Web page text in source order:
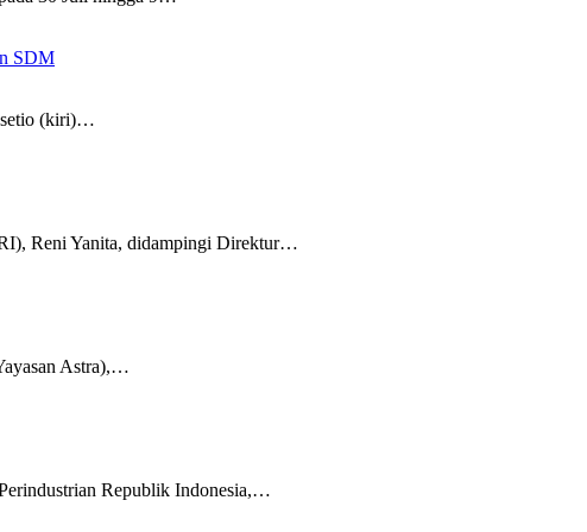
SDM
(kiri)…
Reni Yanita, didampingi Direktur…
Astra),…
Republik Indonesia,…